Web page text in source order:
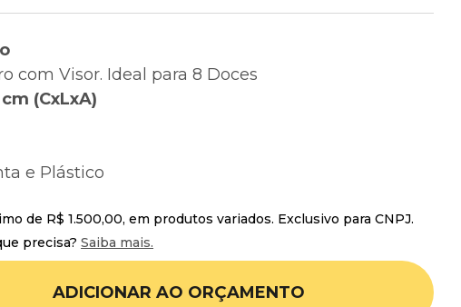
com Visor. Ideal para 8 Doces
(CxLxA)
e Plástico
de R$ 1.500,00, em produtos variados. Exclusivo para CNPJ.
precisa?Saiba mais.
ADICIONAR AO ORÇAMENTO